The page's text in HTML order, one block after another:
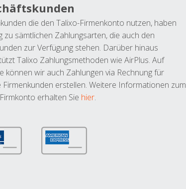
die den Talixo-Firmenkonto nutzen, haben
zu sämtlichen Zahlungsarten, die auch den
zur Verfügung stehen. Darüber hinaus
Talixo Zahlungsmethoden wie AirPlus. Auf
können wir auch Zahlungen via Rechnung für
Firmenkunden erstellen. Weitere Informationen zum
erhalten Sie hier.